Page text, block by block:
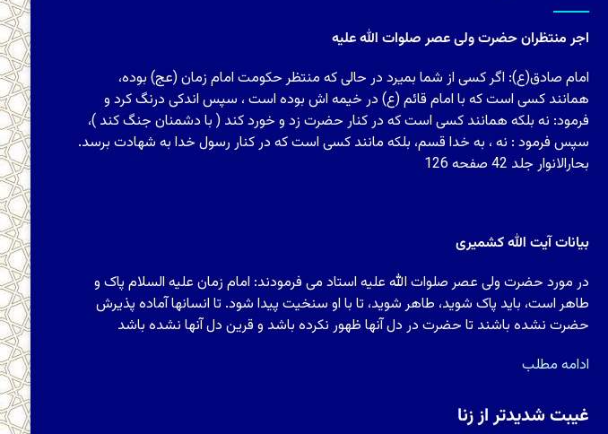
اجر منتظران حضرت ولی عصر صلوات الله علیه
امام صادق(ع): اگر کسی از شما بمیرد در حالی که منتظر حکومت امام زمان (عج) بوده،
همانند کسی است که با امام قائم (ع) در خیمه اش بوده است ، سپس اندکی درنگ کرد و
فرمود: نه بلکه همانند کسی است که در کنار حضرت زد و خورد کند ( با دشمنان جنگ کند )،
سپس فرمود : نه ، به خدا قسم، بلکه مانند کسی است که در کنار رسول خدا به شهادت برسد.
بحارالانوار جلد 42 صفحه 126
بیانات آیت الله کشمیری
در مورد حضرت ولی عصر صلوات الله علیه استاد مى‏ فرمودند: امام زمان‏ علیه السلام پاک و
طاهر است، باید پاک شوید، طاهر شوید، تا با او سنخیت پیدا شود. تا انسان‏ها آماده پذیرش
حضرت نشده باشند تا حضرت در دل آن‏ها ظهور نکرده باشد و قرین دل آنها نشده باشد
ادامه مطلب
غیبت شدیدتر از زنا